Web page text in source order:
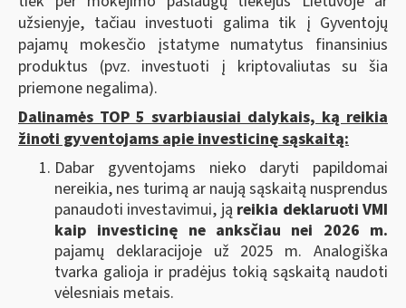
užsienyje, tačiau investuoti galima tik į Gyventojų
pajamų mokesčio įstatyme numatytus finansinius
produktus (pvz. investuoti į kriptovaliutas su šia
priemone negalima).
Dalinamės TOP 5 svarbiausiai dalykais, ką reikia
žinoti gyventojams apie investicinę sąskaitą:
Dabar gyventojams nieko daryti papildomai
nereikia, nes turimą ar naują sąskaitą nusprendus
panaudoti investavimui, ją reikia deklaruoti VMI
kaip investicinę ne anksčiau nei 2026 m.
pajamų deklaracijoje už 2025 m. Analogiška
tvarka galioja ir pradėjus tokią sąskaitą naudoti
vėlesniais metais.